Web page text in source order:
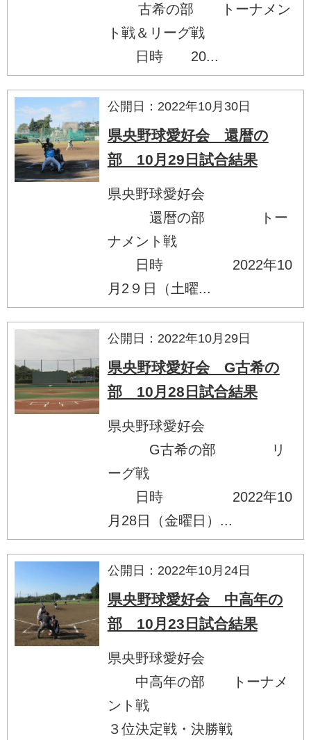
古希の部 トーナメン
ト戦＆リーグ戦
日時 20...
公開日：2022年10月30日
県央野球愛好会 還暦の
部 10月29日試合結果
県央野球愛好会
還暦の部 トー
ナメント戦
日時 2022年10
月2９日（土曜...
公開日：2022年10月29日
県央野球愛好会 G古希の
部 10月28日試合結果
県央野球愛好会
G古希の部 リ
ーグ戦
日時 2022年10
月28日（金曜日）...
公開日：2022年10月24日
県央野球愛好会 中高年の
部 10月23日試合結果
県央野球愛好会
中高年の部 トーナメ
ント戦
３位決定戦・決勝戦